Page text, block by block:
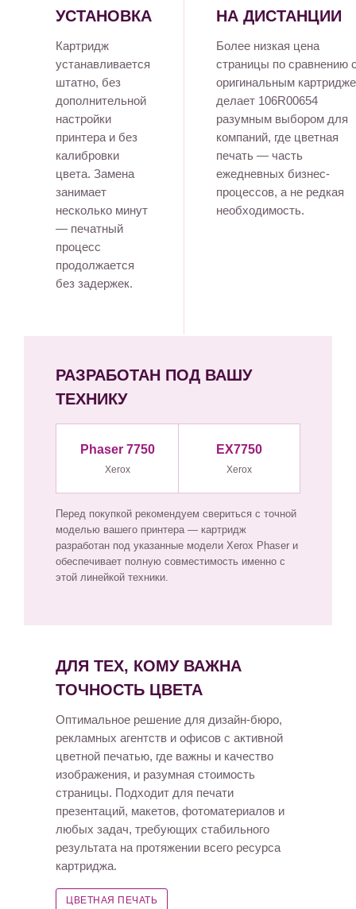
УСТАНОВКА
Картридж
устанавливается
штатно, без
дополнительной
настройки
принтера и без
калибровки
цвета. Замена
занимает
несколько минут
— печатный
процесс
продолжается
без задержек.
НА ДИСТАНЦИИ
Более низкая цена
страницы по сравнению
оригинальным
делает 106R00654
разумным выбором для
компаний, где цветная
печать — часть
ежедневных бизнес-
процессов, а не редкая
необходимость.
РАЗРАБОТАН ПОД ВАШУ
ТЕХНИКУ
Phaser 7750
Xerox
EX7750
Xerox
Перед покупкой рекомендуем свериться с точной
моделью вашего принтера — картридж
разработан под указанные модели Xerox Phaser и
обеспечивает полную совместимость именно с
этой линейкой техники.
ДЛЯ ТЕХ, КОМУ ВАЖНА
ТОЧНОСТЬ ЦВЕТА
Оптимальное решение для дизайн-бюро,
рекламных агентств и офисов с активной
цветной печатью, где важны и качество
изображения, и разумная стоимость
страницы. Подходит для печати
презентаций, макетов, фотоматериалов и
любых задач, требующих стабильного
результата на протяжении всего ресурса
картриджа.
ЦВЕТНАЯ ПЕЧАТЬ